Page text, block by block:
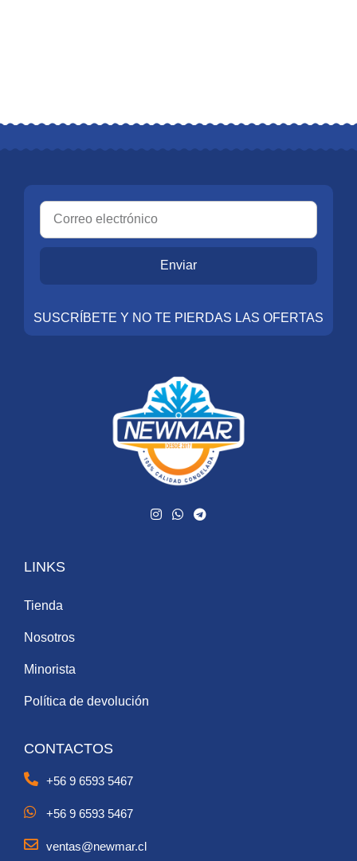
Enviar
SUSCRÍBETE Y NO TE PIERDAS LAS OFERTAS
LINKS
Tienda
Nosotros
Minorista
Política de devolución
CONTACTOS
+56 9 6593 5467
+56 9 6593 5467
ventas@newmar.cl